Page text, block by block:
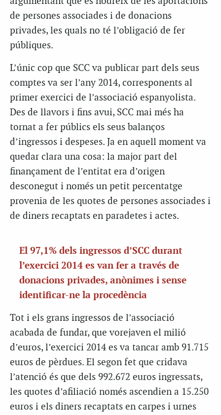
de persones associades i de donacions
privades, les quals no té l’obligació de fer
públiques.
L’únic cop que SCC va publicar part dels seus
comptes va ser l’any 2014, corresponents al
primer exercici de l’associació espanyolista.
Des de llavors i fins avui, SCC mai més ha
tornat a fer públics els seus balanços
d’ingressos i despeses. Ja en aquell moment va
quedar clara una cosa: la major part del
finançament de l’entitat era d’origen
desconegut i només un petit percentatge
provenia de les quotes de persones associades i
de diners recaptats en paradetes i actes.
El 97,1% dels ingressos d’SCC durant
l’exercici 2014 es van fer a través de
donacions privades, anònimes i sense
identificar-ne la procedència
Tot i els grans ingressos de l’associació
acabada de fundar, que vorejaven el milió
d’euros, l’exercici 2014 es va tancar amb 91.715
euros de pèrdues. El segon fet que cridava
l’atenció és que dels 992.672 euros ingressats,
les quotes d’afiliació només ascendien a 15.250
euros i els diners recaptats en carpes i urnes